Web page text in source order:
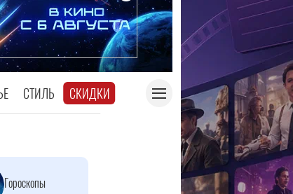
СТИЛЬ СКИДКИ
Гороскопы